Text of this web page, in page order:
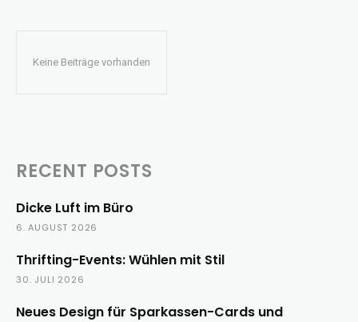
Keine Beiträge vorhanden
RECENT POSTS
Dicke Luft im Büro
6. AUGUST 2026
Thrifting-Events: Wühlen mit Stil
30. JULI 2026
Neues Design für Sparkassen-Cards und